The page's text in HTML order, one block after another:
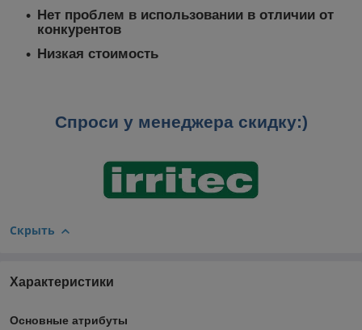
Нет проблем в использовании в отличии от
конкурентов
Низкая стоимость
Спроси у менеджера скидку:)
Скрыть
Характеристики
Основные атрибуты